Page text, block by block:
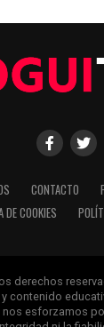
en primera
mundo.
detalle,
análisis preciso
el ruido y
CONTACTO
DE COOKIES
derechos
contenido
esforzamos